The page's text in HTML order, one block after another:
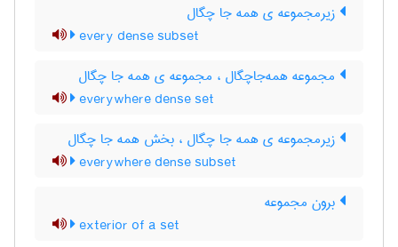
زیرمجموعه ی همه جا چگال
every dense subset
مجموعه همه‌جاچگال ، مجموعه ی همه جا چگال
everywhere dense set
زیرمجموعه ی همه جا چگال ، بخش همه جا چگال
everywhere dense subset
برون مجموعه
exterior of a set